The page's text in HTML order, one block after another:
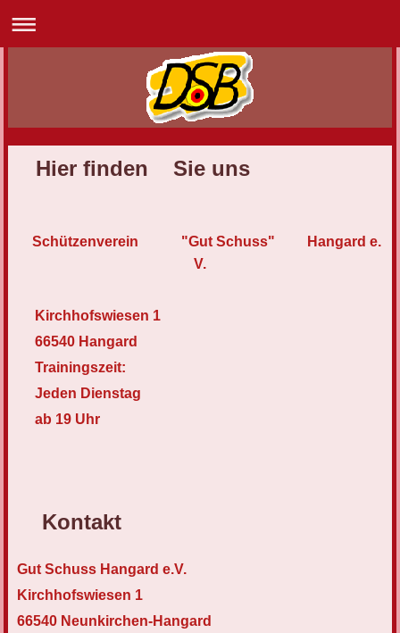
Hier finden Sie uns
Schützenverein
"Gut Schuss" Hangard e.
V.
Kirchhofswiesen 1
66540 Hangard
Trainingszeit:
Jeden Dienstag
ab 19 Uhr
Kontakt
Gut Schuss Hangard e.V.
Kirchhofswiesen 1
66540 Neunkirchen-Hangard